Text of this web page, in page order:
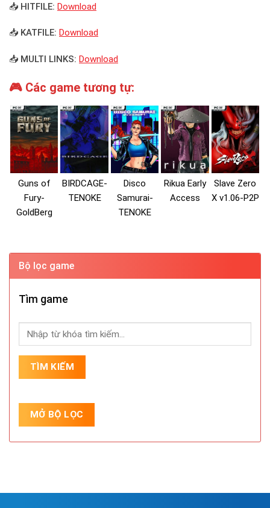
📥 HITFILE: Download
📥 KATFILE: Download
📥 MULTI LINKS: Download
🎮 Các game tương tự:
Guns of
Fury-
GoldBerg
BIRDCAGE-
TENOKE
Disco
Samurai-
TENOKE
Rikua Early
Access
Slave Zero
X v1.06-P2P
Bộ lọc game
Tìm game